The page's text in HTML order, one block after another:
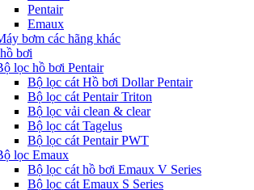
Pentair
Emaux
bơm các hãng khác
bơi
lọc hồ bơi Pentair
Bộ lọc cát Hồ bơi Dollar Pentair
Bộ lọc cát Pentair Triton
Bộ lọc vải clean & clear
Bộ lọc cát Tagelus
Bộ lọc cát Pentair PWT
lọc Emaux
Bộ lọc cát hồ bơi Emaux V Series
Bộ lọc cát Emaux S Series